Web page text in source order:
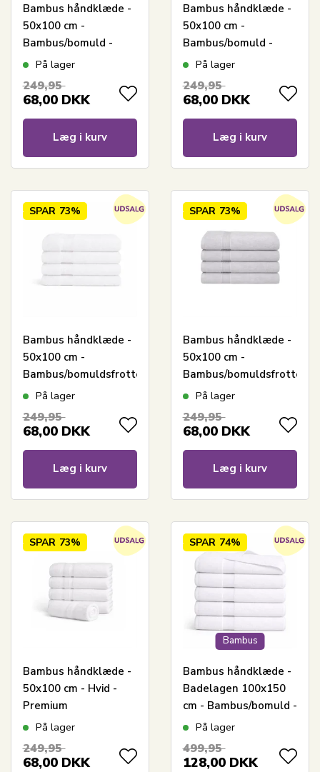
Bambus håndklæde -
50x100 cm -
Bambus/bomuld -
HvidPå lager
249,95
68,00 DKK
Læg i kurv
Bambus håndklæde -
50x100 cm -
Bambus/bomuld -
Lysegrå
På lager
249,95
68,00 DKK
Læg i kurv
SPAR 73%
Bambus håndklæde -
50x100 cm -
Bambus/bomuldsfrotté
- Hvid
På lager
249,95
68,00 DKK
Læg i kurv
SPAR 73%
Bambus håndklæde -
50x100 cm -
Bambus/bomuldsfrotté
- Lysegrå
På lager
249,95
68,00 DKK
Læg i kurv
SPAR 73%
Bambus håndklæde -
50x100 cm - Hvid -
Premium
På lager
249,95
68,00 DKK
Bambus
SPAR 74%
Bambus håndklæde -
Badelagen 100x150
cm - Bambus/bomuld -
HvidPå lager
499,95
128,00 DKK